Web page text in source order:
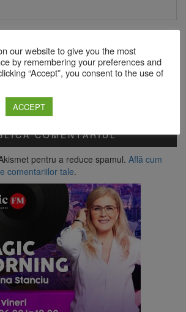
robot
a începe verificarea
pentru a reduce spamul. Află cum
comentariilor tale.
our website to give you the most
by remembering your preferences and
“Accept”, you consent to the use of
ACCEPT